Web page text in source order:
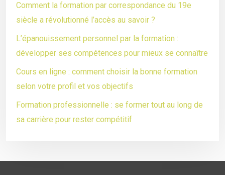
Comment la formation par correspondance du 19e
siècle a révolutionné l’accès au savoir ?
L’épanouissement personnel par la formation :
développer ses compétences pour mieux se connaître
Cours en ligne : comment choisir la bonne formation
selon votre profil et vos objectifs
Formation professionnelle : se former tout au long de
sa carrière pour rester compétitif